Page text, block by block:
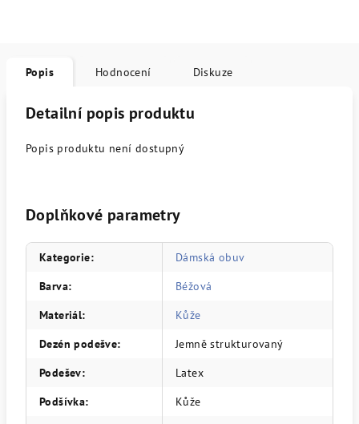
Popis Hodnocení Diskuze
Detailní popis produktu
Popis produktu není dostupný
Doplňkové parametry
Kategorie:
Dámská obuv
Barva:
Béžová
Materiál:
Kůže
Dezén podešve:
Jemně strukturovaný
Podešev:
Latex
Podšívka:
Kůže